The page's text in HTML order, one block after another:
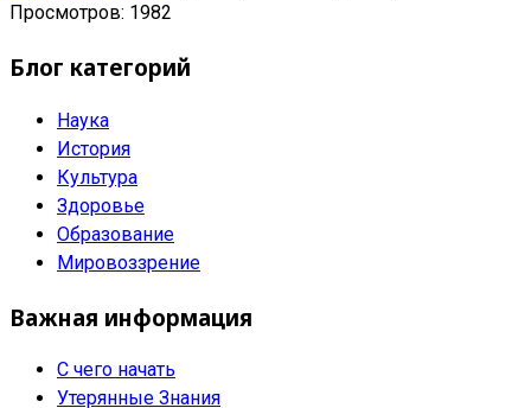
Просмотров: 1982
Блог категорий
Наука
История
Культура
Здоровье
Образование
Мировоззрение
Важная информация
С чего начать
Утерянные Знания